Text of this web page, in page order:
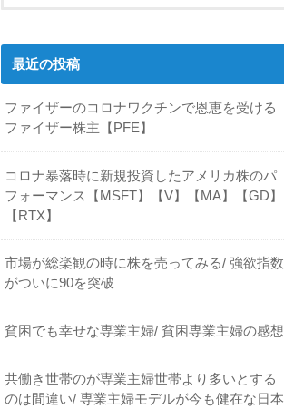
最近の投稿
ファイザーのコロナワクチンで恩恵を受ける
ファイザー株主【PFE】
コロナ暴落時に新規投資したアメリカ株のパ
フォーマンス【MSFT】【V】【MA】【GD】
【RTX】
市場が総楽観の時に株を売ってみる/ 強欲指数
がついに90を突破
貧困でも幸せな専業主婦/ 貧困専業主婦の感想
共働き世帯のが専業主婦世帯より多いとする
のは間違い/ 専業主婦モデルが今も健在な日本